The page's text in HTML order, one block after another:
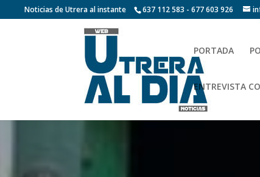
Noticias de Utrera al instante 637 112 583 - 677 603 926
PORTADA
ENTREVISTA